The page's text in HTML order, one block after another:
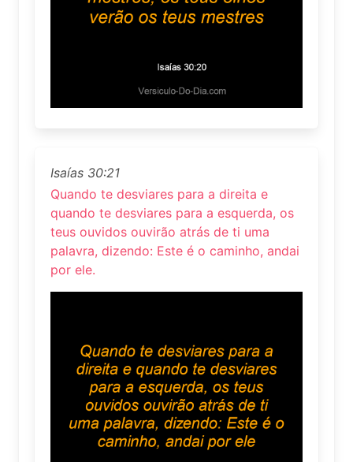
Isaías 30:21
Quando te desviares para a direita e
quando te desviares para a esquerda, os
teus ouvidos ouvirão atrás de ti uma
palavra, dizendo: Este é o caminho, andai
por ele.